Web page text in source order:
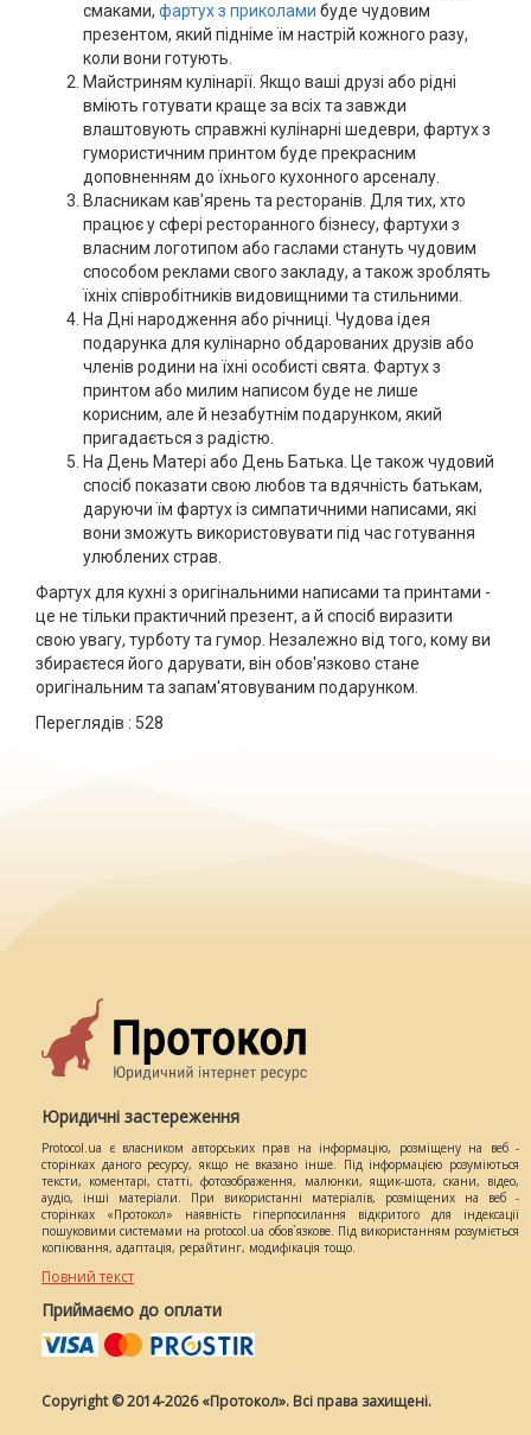
смаками, фартух з приколами буде чудовим
презентом, який підніме їм настрій кожного разу,
коли вони готують.
Майстриням кулінарії. Якщо ваші друзі або рідні
вміють готувати краще за всіх та завжди
влаштовують справжні кулінарні шедеври, фартух з
гумористичним принтом буде прекрасним
доповненням до їхнього кухонного арсеналу.
Власникам кав'ярень та ресторанів. Для тих, хто
працює у сфері ресторанного бізнесу, фартухи з
власним логотипом або гаслами стануть чудовим
способом реклами свого закладу, а також зроблять
їхніх співробітників видовищними та стильними.
На Дні народження або річниці. Чудова ідея
подарунка для кулінарно обдарованих друзів або
членів родини на їхні особисті свята. Фартух з
принтом або милим написом буде не лише
корисним, але й незабутнім подарунком, який
пригадається з радістю.
На День Матері або День Батька. Це також чудовий
спосіб показати свою любов та вдячність батькам,
даруючи їм фартух із симпатичними написами, які
вони зможуть використовувати під час готування
улюблених страв.
Фартух для кухні з оригінальними написами та принтами -
це не тільки практичний презент, а й спосіб виразити
свою увагу, турботу та гумор. Незалежно від того, кому ви
збираєтеся його дарувати, він обов'язково стане
оригінальним та запам'ятовуваним подарунком.
Переглядів : 528
Юридичні застереження
Protocol.ua є власником авторських прав на інформацію, розміщену на веб -
сторінках даного ресурсу, якщо не вказано інше. Під інформацією розуміються
тексти, коментарі, статті, фотозображення, малюнки, ящик-шота, скани, відео,
аудіо, інші матеріали. При використанні матеріалів, розміщених на веб -
сторінках «Протокол» наявність гіперпосилання відкритого для індексації
пошуковими системами на protocol.ua обов`язкове. Під використанням розуміється
копіювання, адаптація, рерайтинг, модифікація тощо.
Повний текст
Приймаємо до оплати
Copyright © 2014-2026 «Протокол». Всі права захищені.